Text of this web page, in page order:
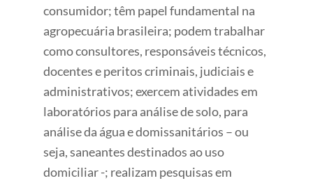
consumidor; têm papel fundamental na
agropecuária brasileira; podem trabalhar
como consultores, responsáveis técnicos,
docentes e peritos criminais, judiciais e
administrativos; exercem atividades em
laboratórios para análise de solo, para
análise da água e domissanitários – ou
seja, saneantes destinados ao uso
domiciliar -; realizam pesquisas em